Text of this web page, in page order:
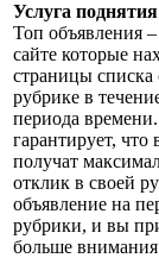
Услуга
Топ объявления
сайте которые
страницы списка
рубрике в
периода
гарантирует,
получат
отклик в своей
объявление на
рубрики, и вы
больше внимания